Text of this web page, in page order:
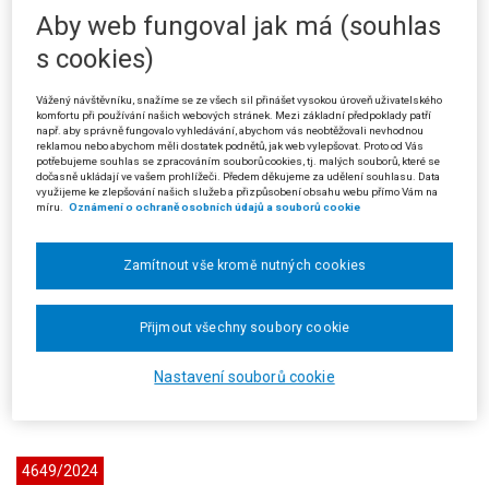
Vydání:
· Strana: · Vztah k předpisu:
Právo na informace: možnost odmítnout poskytnutí
nepravomocného správního rozhodnutí; proporcionalita
Datum:29.08.2024· Sbírkové č.:4647/2024· Sp. zn.:30 A 81/2023 - 3
Typ:Rozsudek (SJS)· Pramen:Sb.NSS· Autor:Krajský soud v Brně·
Vydání:12/2024· Strana:779· Vztah k předpisu:
Řízení před soudem: přípustnost kasační stížnosti proti usnesení o
předběžném opatření; přezkum podmínek pro vydání
předběžného opatření; oprávnění soudu zrušit nebo změnit
předběžné opatření; Veřejné zakázky: předběžné opatření
· Pramen:Sb.NSS· Autor:Nejvyšší správní soud -
4649/2024
Aby web fungoval jak má (souhlas
s cookies)
Vážený návštěvníku, snažíme se ze všech sil přinášet vysokou úroveň uživatelského
komfortu při používání našich webových stránek. Mezi základní předpoklady patří
např. aby správně fungovalo vyhledávání, abychom vás neobtěžovali nevhodnou
reklamou nebo abychom měli dostatek podnětů, jak web vylepšovat. Proto od Vás
potřebujeme souhlas se zpracováním souborů cookies, tj. malých souborů, které se
dočasně ukládají ve vašem prohlížeči. Předem děkujeme za udělení souhlasu. Data
využijeme ke zlepšování našich služeb a přizpůsobení obsahu webu přímo Vám na
míru.
Oznámení o ochraně osobních údajů a souborů cookie
Nastavení souborů cookie
Zamítnout vše kromě nutných cookies
Přijmout všechny soubory cookie